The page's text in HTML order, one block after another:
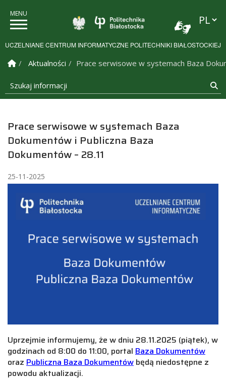
Politechnika
UCZELNIANE CENTRUM INFORMATYCZNE POLITECHNIKI BIAŁOSTOCKIEJ
Strona Główna
Aktualności
Prace serwisowe w systemach Baza
Szukaj informacji
Prace serwisowe w systemach Baza
Dokumentów i Publiczna Baza
Dokumentów – 28.11
25-11-2025
Uprzejmie informujemy, że w dniu 28.11.2025 (piątek), w
godzinach od 8:00 do 11:00, portal Baza Dokumentów
oraz Publiczna Baza Dokumentów będą niedostępne z
powodu aktualizacji.